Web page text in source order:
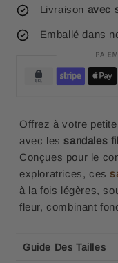
Livraison avec
Emballé dans
Offrez à votre
avec lessandales
Conçues pour le
exploratrices, ces
à la fois légères,
fleur, combinant
Guide Des Tailles